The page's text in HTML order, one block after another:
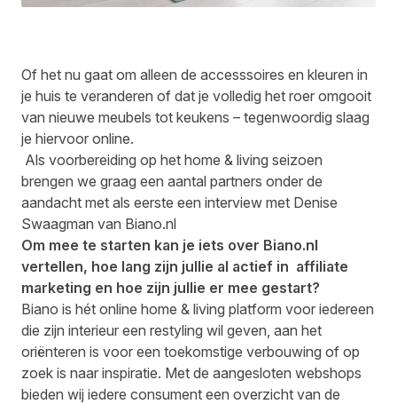
Of het nu gaat om alleen de accesssoires en kleuren in
je huis te veranderen of dat je volledig het roer omgooit
van nieuwe meubels tot keukens – tegenwoordig slaag
je hiervoor online.
Als voorbereiding op het home & living seizoen
brengen we graag een aantal partners onder de
aandacht met als eerste een interview met Denise
Swaagman van Biano.nl
Om mee te starten kan je iets over Biano.nl
vertellen, hoe lang zijn jullie al actief in affiliate
marketing en hoe zijn jullie er mee gestart?
Biano is hét online home & living platform voor iedereen
die zijn interieur een restyling wil geven, aan het
oriënteren is voor een toekomstige verbouwing of op
zoek is naar inspiratie. Met de aangesloten webshops
bieden wij iedere consument een overzicht van de